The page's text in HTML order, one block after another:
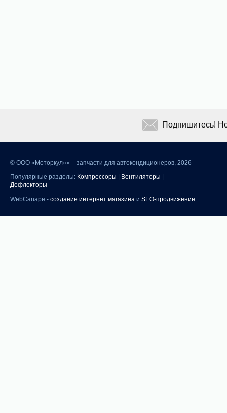
© ООО «Моторкул»» – запчасти для автокондиционеров, 2026
Популярные разделы: Компрессоры Вентиляторы
Дефлекторы
WebCanape - создание интернет магазина и SEO-продвижение
Подпишитесь!